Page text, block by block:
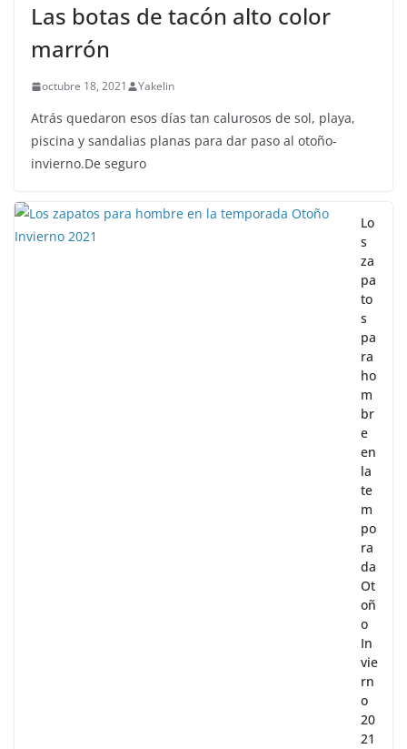
Las botas de tacón alto color
marrón
octubre 18, 2021 Yakelin
Atrás quedaron esos días tan calurosos de sol, playa,
piscina y sandalias planas para dar paso al otoño-
invierno.De seguro
Lo
s
za
pa
to
s
pa
ra
ho
m
br
e
en
la
te
m
po
ra
da
Ot
oñ
o
In
vie
rn
o
20
21